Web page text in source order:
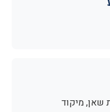
הבירה 9, בית שאן, מיקוד